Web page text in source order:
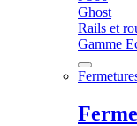
Ghost
Rails et
Gamme